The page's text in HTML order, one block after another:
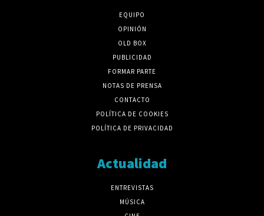
EQUIPO
OPINIÓN
OLD BOX
PUBLICIDAD
FORMAR PARTE
NOTAS DE PRENSA
CONTACTO
POLÍTICA DE COOKIES
POLÍTICA DE PRIVACIDAD
Actualidad
ENTREVISTAS
MÚSICA